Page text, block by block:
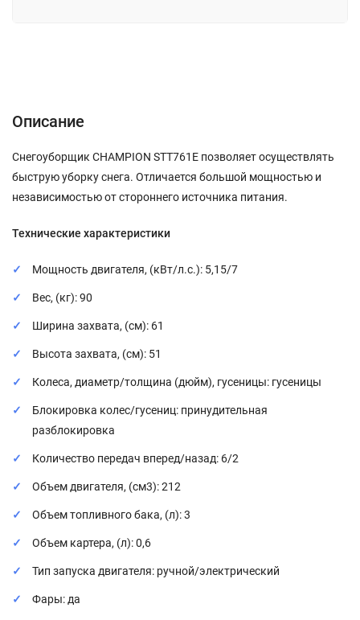
Описание
Снегоуборщик CHAMPION STT761E позволяет осуществлять
быструю уборку снега. Отличается большой мощностью и
независимостью от стороннего источника питания.
Технические характеристики
Мощность двигателя, (кВт/л.с.): 5,15/7
Вес, (кг): 90
Ширина захвата, (см): 61
Высота захвата, (см): 51
Колеса, диаметр/толщина (дюйм), гусеницы: гусеницы
Блокировка колес/гусениц: принудительная
разблокировка
Количество передач вперед/назад: 6/2
Объем двигателя, (см3): 212
Объем топливного бака, (л): 3
Объем картера, (л): 0,6
Тип запуска двигателя: ручной/электрический
Фары: да